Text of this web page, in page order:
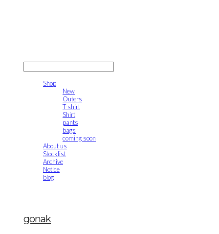
Shop
New
Outers
T-shirt
Shirt
pants
bags
coming soon
About us
Stocklist
Archive
Notice
blog
gonak